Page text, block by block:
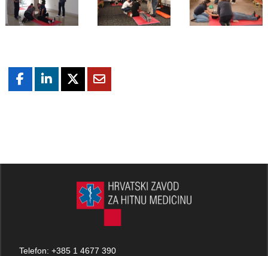
Telefon:+385 1 4677 390